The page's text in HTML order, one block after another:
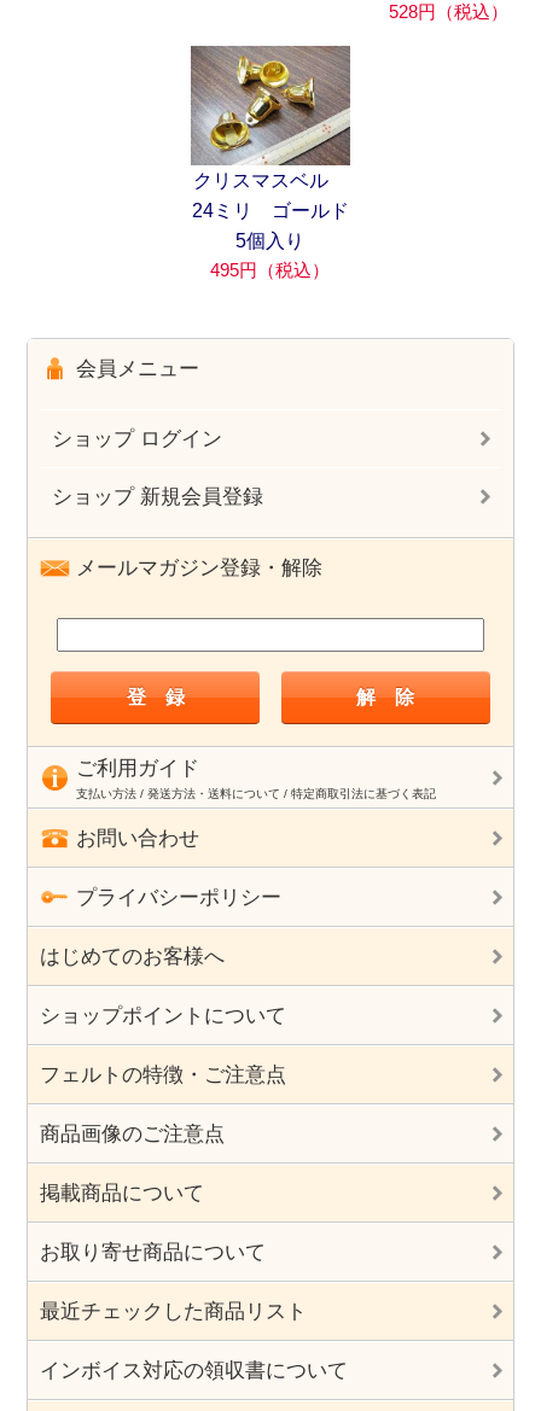
528円（税込）
クリスマスベル
24ミリ ゴールド
5個入り
495円（税込）
会員メニュー
ショップ ログイン
ショップ 新規会員登録
メールマガジン登録・解除
ご利用ガイド
支払い方法 / 発送方法・送料について / 特定商取引法に基づく表記
お問い合わせ
プライバシーポリシー
はじめてのお客様へ
ショップポイントについて
フェルトの特徴・ご注意点
商品画像のご注意点
掲載商品について
お取り寄せ商品について
最近チェックした商品リスト
インボイス対応の領収書について